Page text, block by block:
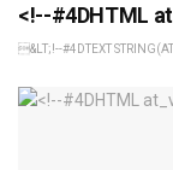
<!--#4DHTML
&LT;!--#4DTEXT